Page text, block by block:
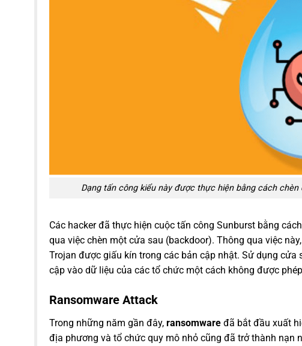
Dạng tấn công kiểu này được thực hiện bằng cách
Các hacker đã thực hiện cuộc tấn công Sunburst bằng
qua việc chèn một cửa sau (backdoor). Thông qua việc
Trojan được giấu kín trong các bản cập nhật. Sử dụng
cập vào dữ liệu của các tổ chức một cách không được
Ransomware Attack
Trong những năm gần đây, ransomware đã bắt đầu xuất
địa phương và tổ chức quy mô nhỏ cũng đã trở thành nạn